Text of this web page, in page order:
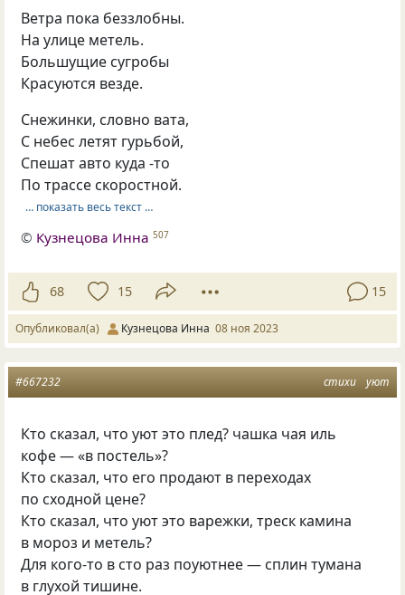
Ветра пока беззлобны.
На улице метель.
Большущие сугробы
Красуются везде.
Снежинки, словно вата,
С небес летят гурьбой,
Спешат авто куда -то
По трассе скоростной.
… показать весь текст …
© Кузнецова Инна 507
68 15 15
Опубликовал(а) Кузнецова Инна 08 ноя 2023
стихи уют
#667232
Кто сказал, что уют это плед? чашка чая иль
кофе — «в постель»?
Кто сказал, что его продают в переходах
по сходной цене?
Кто сказал, что уют это варежки, треск камина
в мороз и метель?
Для кого-то в сто раз поуютнее — сплин тумана
в глухой тишине.